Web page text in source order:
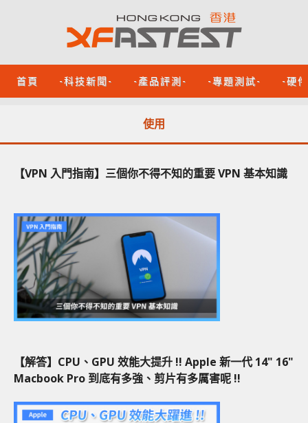
首頁 -科技新聞- -產品評測- -專題測試- -硬
使用
【VPN 入門指南】三個你不得不知的重要 VPN 基本知識
【解答】CPU、GPU 效能大提升 !! Apple 新一代 14" 16"
Macbook Pro 到底有多強、剪片有多厲害呢 !!